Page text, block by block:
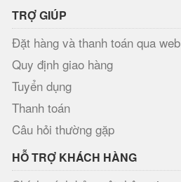
TRỢ GIÚP
Đặt hàng và thanh toán qua web
Quy định giao hàng
Tuyển dụng
Thanh toán
Câu hỏi thường gặp
HỖ TRỢ KHÁCH HÀNG